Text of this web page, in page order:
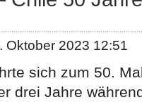
Oktober 2023 12:51
sich zum 50.
drei Jahre